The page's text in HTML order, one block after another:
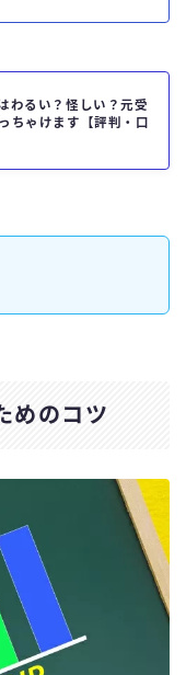
わるい？怪しい？元受
ちゃけます【評判・口
めのコツ